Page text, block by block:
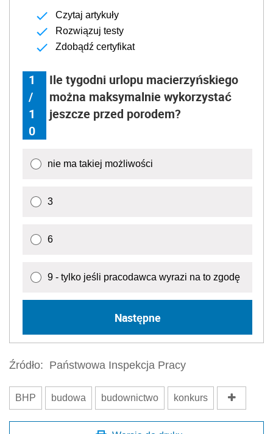
Czytaj artykuły
Rozwiązuj testy
Zdobądź certyfikat
1
/
1
0
Ile tygodni urlopu macierzyńskiego
można maksymalnie wykorzystać
jeszcze przed porodem?
nie ma takiej możliwości
3
6
9 - tylko jeśli pracodawca wyrazi na to zgodę
Następne
Źródło: Państwowa Inspekcja Pracy
BHP budowa budownictwo konkurs